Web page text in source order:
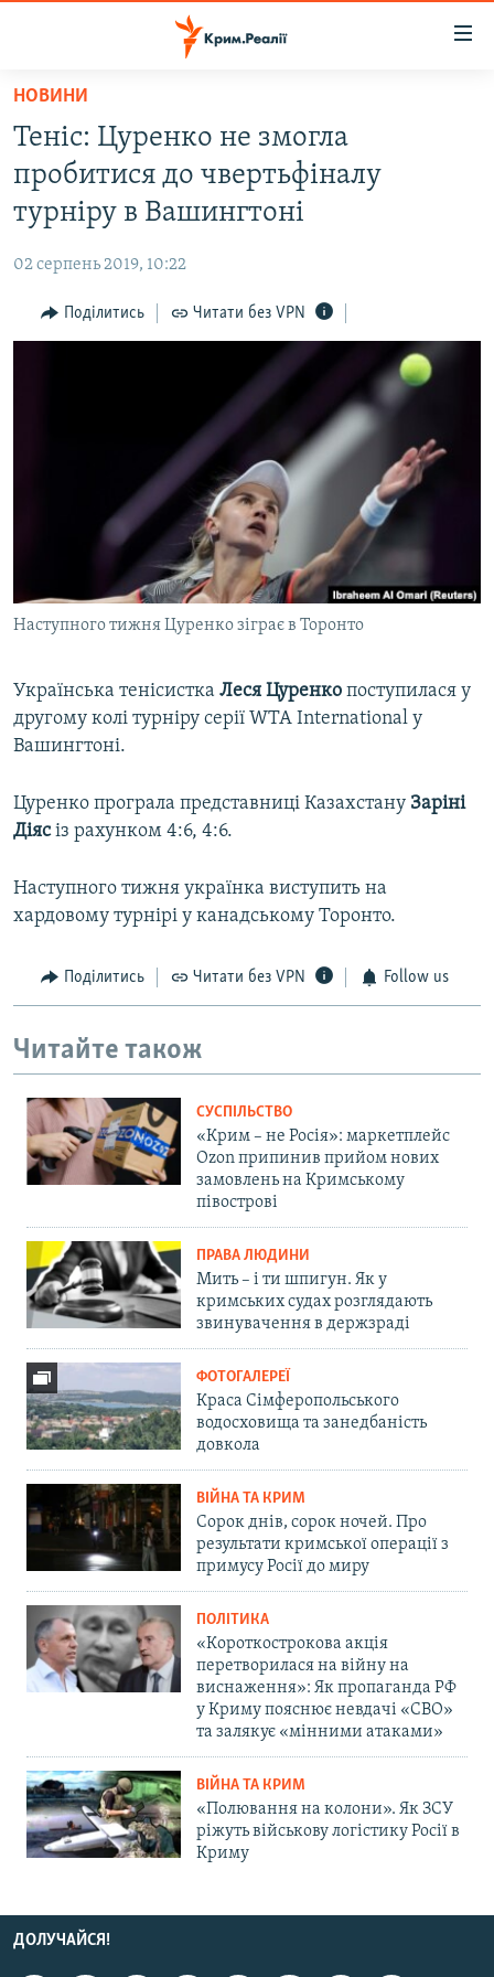
Перейти
основного
матеріалу
Перейти
до
основної
навігації
Перейти
до
ВОДА.КРИМ
ВІДЕО ТА ФОТО
БЛОГИ
ПОГЛЯД
ВІДЕОУРОКИ «ELIFBE»
СВІДЧЕННЯ ОКУПАЦІЇ
УКРАЇНСЬКА ПРОБЛЕМА КРИМУ
ІНФОГРАФІКА
ЯК ОБІЙТИ БЛОКУВАННЯ
ДОЛУЧАЙСЯ!
Усі сайти RFE/RL
НОВИНИ
Теніс: Цуренко не змогла
пробитися до чвертьфіналу
турніру в Вашингтоні
02 серпень 2019, 10:22
Поділитись Читати без VPN
Наступного тижня Цуренко зіграє в Торонто
Українська тенісистка Леся Цуренко поступилася у
другому колі турніру серії WTA International у
Вашингтоні.
Цуренко програла представниці Казахстану Заріні
Діясіз рахунком 4:6, 4:6.
Наступного тижня українка виступить на
хардовому турнірі у канадському Торонто.
Поділитись Читати без VPN Follow us
Читайте також
СУСПІЛЬСТВО
«Крим – не Росія»: маркетплейс
Ozon припинив прийом нових
замовлень на Кримському
півострові
ПРАВА ЛЮДИНИ
Мить – і ти шпигун. Як у
кримських судах розглядають
звинувачення в держзраді
ФОТОГАЛЕРЕЇ
Краса Сімферопольського
водосховища та занедбаність
довкола
ВІЙНА ТА КРИМ
Сорок днів, сорок ночей. Про
результати кримської операції з
примусу Росії до миру
ПОЛІТИКА
«Короткострокова акція
перетворилася на війну на
виснаження»: Як пропаганда РФ
у Криму пояснює невдачі «СВО»
та залякує «мінними атаками»
ВІЙНА ТА КРИМ
«Полювання на колони». Як ЗСУ
ріжуть військову логістику Росії в
Криму
ДОЛУЧАЙСЯ!